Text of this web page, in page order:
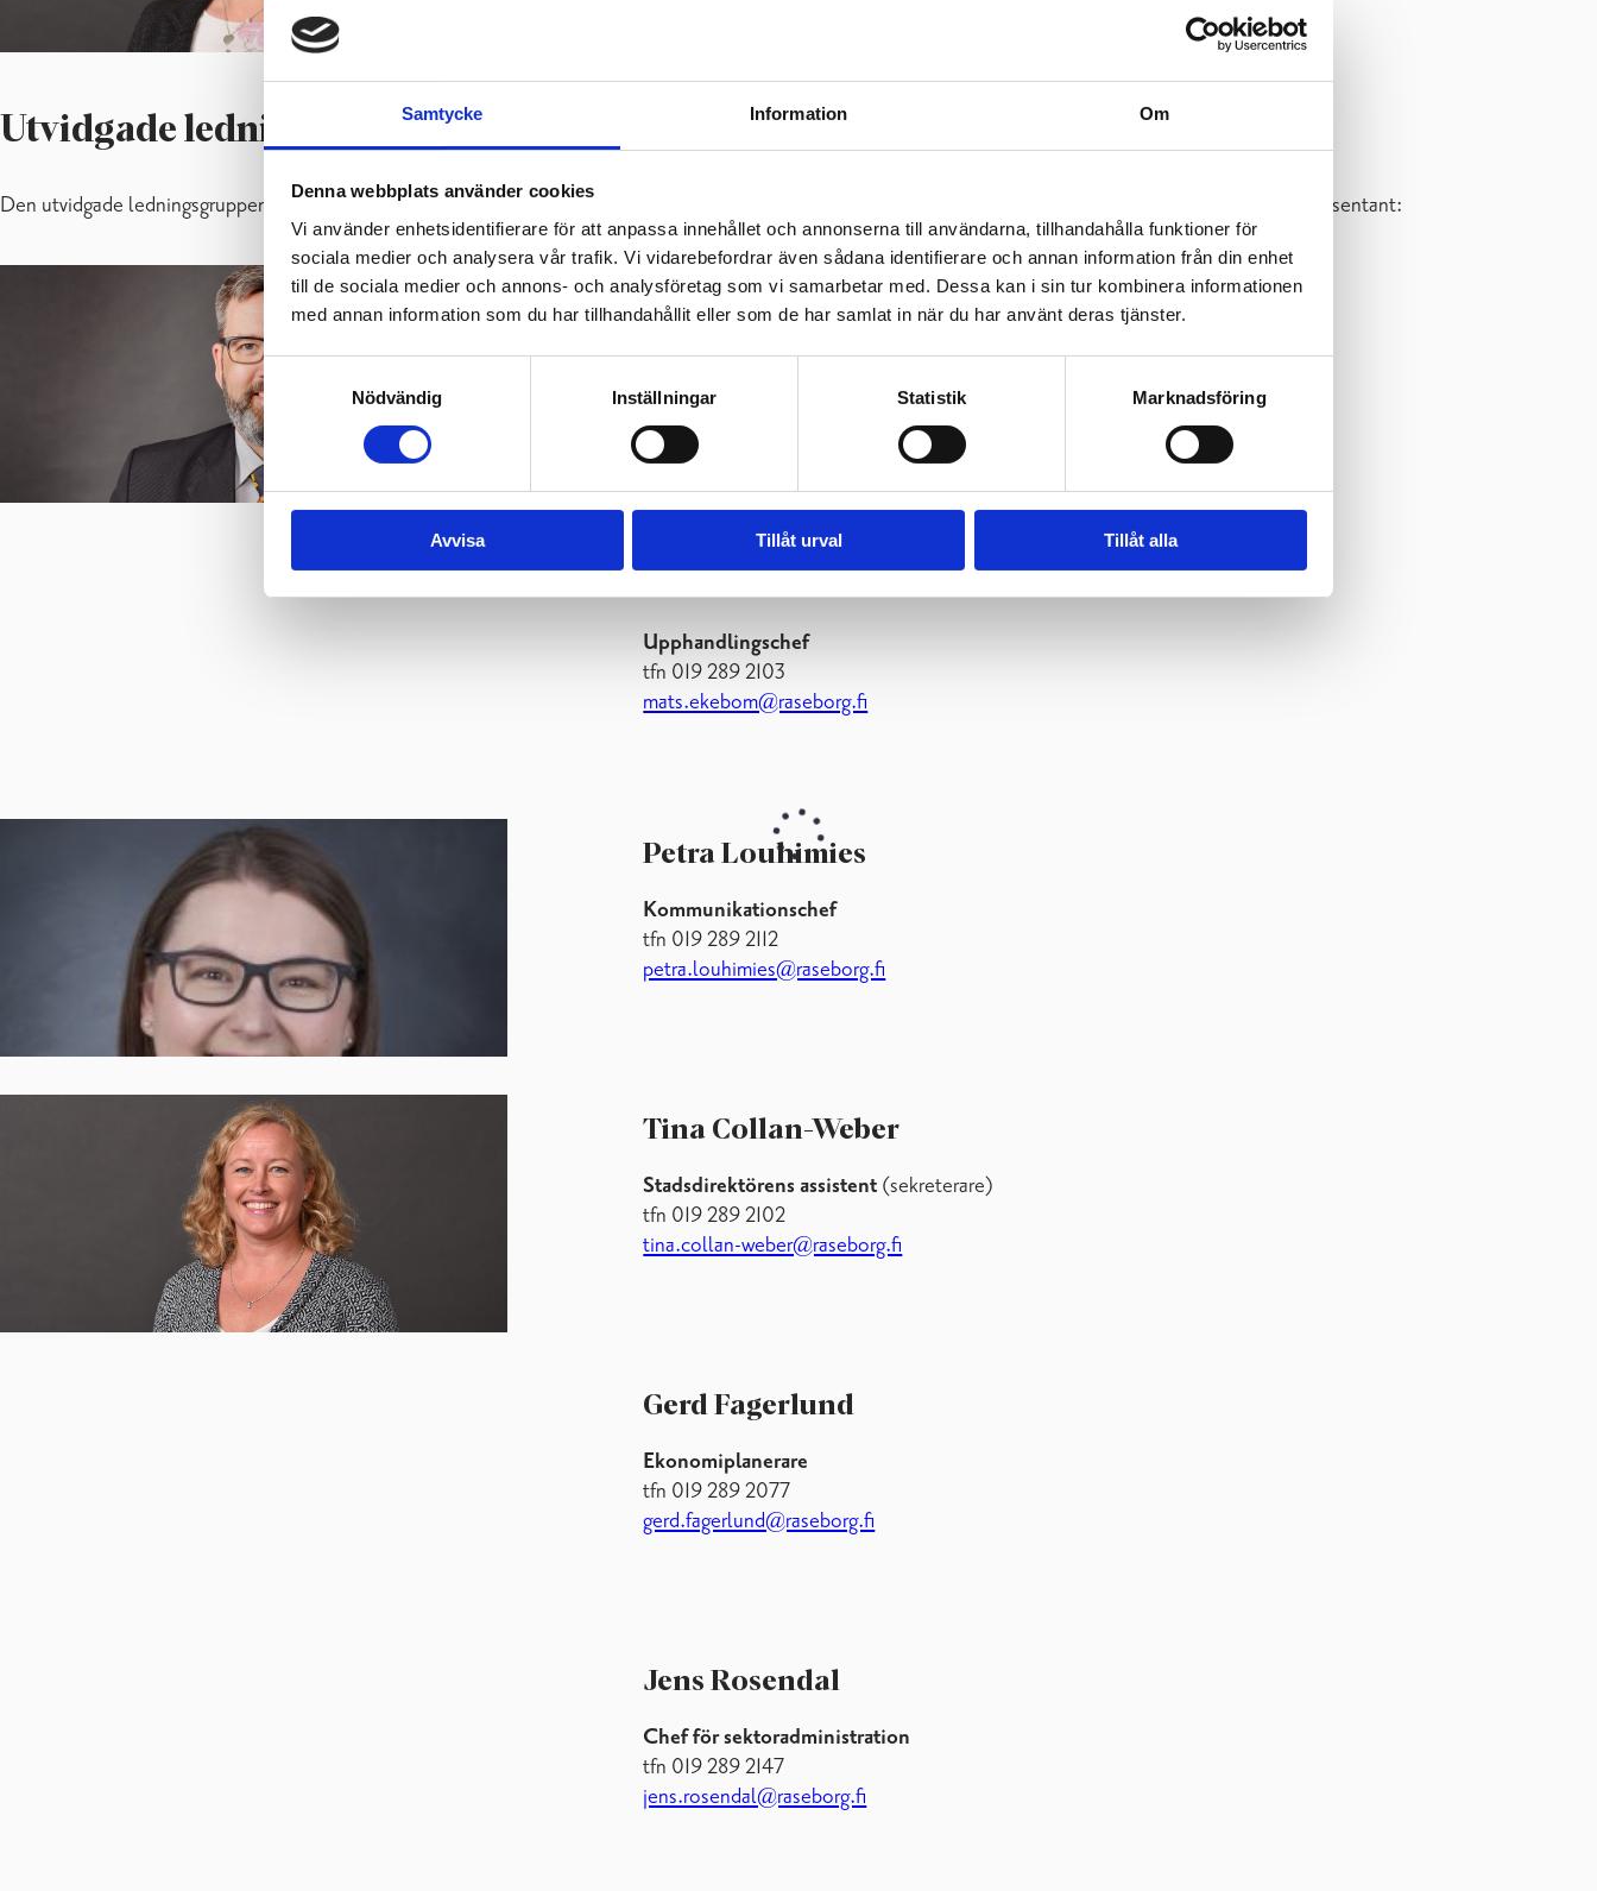
Samtycke Information Om
Denna webbplats använder cookies
Vi använder enhetsidentifierare för att anpassa innehållet och annonserna till användarna, tillhandahålla funktioner för
sociala medier och analysera vår trafik. Vi vidarebefordrar även sådana identifierare och annan information från din enhet
till de sociala medier och annons- och analysföretag som vi samarbetar med. Dessa kan i sin tur kombinera informationen
med annan information som du har tillhandahållit eller som de har samlat in när du har använt deras tjänster.
Nödvändig
Inställningar Statistik Marknadsföring
Avvisa Tillåt urval Tillåt alla
Utvidgade ledningsgruppen
Den utvidgade ledningsgruppen sammanträder sista tisdagen i månaden och består av ledningsgruppen samt följande tjänsteinnehavare och personalens representant:
Johan Nylund
HR-chef
tfn 019 289 2030
Upphandlingschef
tfn 019 289 2103
mats.ekebom@raseborg.fi
Petra Louhimies
Kommunikationschef
tfn 019 289 2112
petra.louhimies@raseborg.fi
Tina Collan-Weber
Stadsdirektörens assistent (sekreterare)
tfn 019 289 2102
tina.collan-weber@raseborg.fi
Gerd Fagerlund
Ekonomiplanerare
tfn 019 289 2077
gerd.fagerlund@raseborg.fi
Jens Rosendal
Chef för sektoradministration
tfn 019 289 2147
jens.rosendal@raseborg.fi